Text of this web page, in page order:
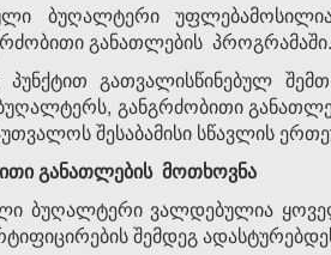
ბუღალტერი
განათლების პროგრამაში.
პუნქტით გათვალისწინებულ
განგრძობითი
შესაბამისი სწავლის
განათლების მოთხოვნა
ბუღალტერი ვალდებულია
შემდეგ